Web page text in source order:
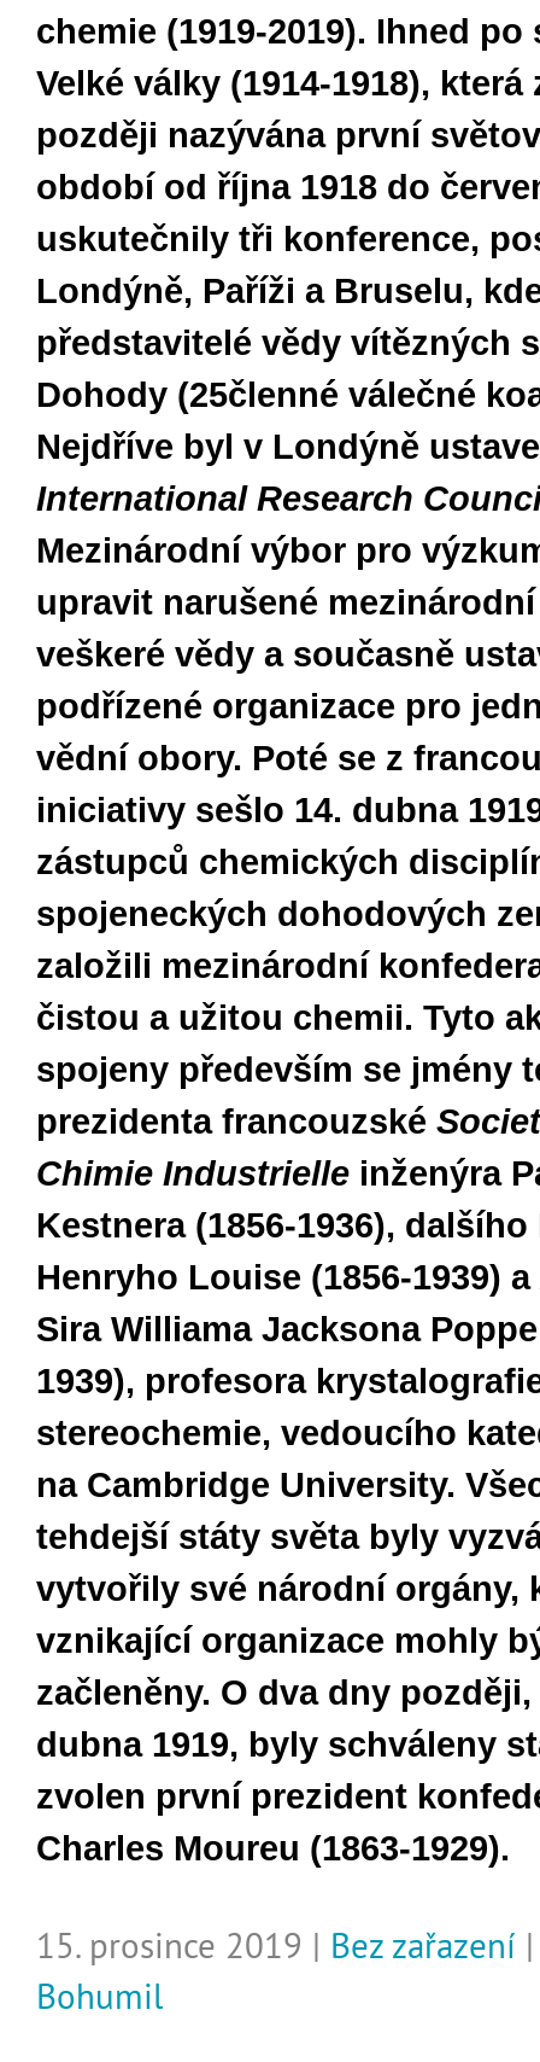
chemie (1919-2019). Ihned po
Velké války (1914-1918), která
později nazývána první
období od října 1918 do
uskutečnily tři konference,
Londýně, Paříži a Bruselu,
představitelé vědy vítězných
Dohody (25členné válečné
Nejdříve byl v Londýně
International Research
Mezinárodní výbor pro
upravit narušené
veškeré vědy a současně
podřízené organizace pro
vědní obory. Poté se z
iniciativy sešlo 14. dubna
zástupců chemických
spojeneckých dohodových
založili mezinárodní
čistou a užitou chemii. Tyto
spojeny především se jmény
prezidenta francouzské
Chimie Industrielle inženýra
Kestnera (1856-1936),
Henryho Louise (1856-1939)
Sira Williama Jacksona
1939), profesora
stereochemie, vedoucího
na Cambridge University.
tehdejší státy světa byly
vytvořily své národní orgány,
vznikající organizace mohly
začleněny. O dva dny později,
dubna 1919, byly schváleny
zvolen první prezident
Charles Moureu (1863-1929).
15. prosince 2019 | Bez zařazení
Bohumil